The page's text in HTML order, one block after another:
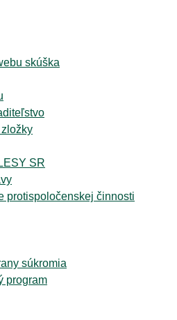
skúška
SR
protispoločenskej činnosti
súkromia
program